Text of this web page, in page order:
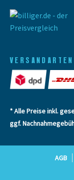
VERSANDARTEN
* Alle Preise inkl.
ggf.
AGB